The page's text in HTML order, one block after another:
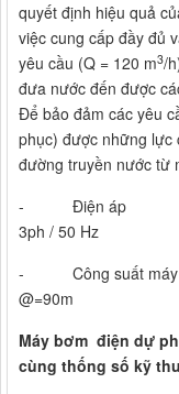
quyết định hiệu quả
việc cung cấp đầy đủ
yêu cầu (Q = 120 m3/
đưa nước đến được
Để bảo đảm các yêu
phục) được những lực
đường truyền nước từ
- Điện
3ph / 50 Hz
- Công
@=90m
Máy bơm điện dự
cùng thống số kỹ